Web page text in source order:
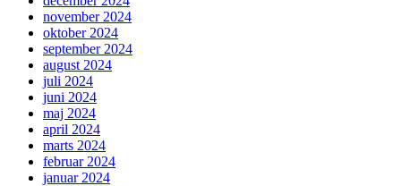
november 2024
oktober 2024
september 2024
august 2024
juli 2024
juni 2024
maj 2024
april 2024
marts 2024
februar 2024
januar 2024